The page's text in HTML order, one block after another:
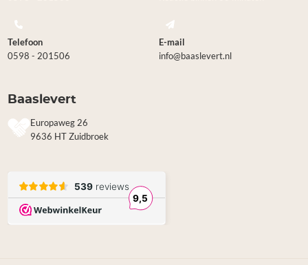
Telefoon
0598 - 201506
E-mail
info@baaslevert.nl
Baaslevert
Europaweg 26
9636 HT Zuidbroek